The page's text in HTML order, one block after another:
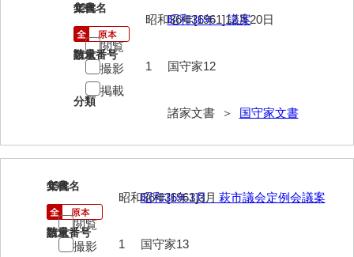
片山家文書（下関市豊浦）
片山家文書（美和町）
月輪寺文書
勝間田家文書
桂家文書（宇部市1）
桂家文書（宇部市2）
桂家文書（下関市長府）
桂家文書（大阪市）
12
文書名
昭和36年 議案
請求番号
国守家12
分類
諸家文書 ＞ 国守家文書
年代
昭和36年[1961]12月20日
数量
1
閲覧
撮影
掲載
13
文書名
昭和36年3月 萩市議会定例会議案
請求番号
国守家13
年代
昭和36年[1961]3月
数量
1
閲覧
撮影